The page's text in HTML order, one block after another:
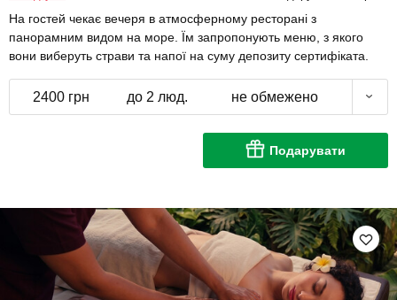
На гостей чекає вечеря в атмосферному ресторані з
панорамним видом на море. Їм запропонують меню, з якого
вони виберуть страви та напої на суму депозиту сертифіката.
2400 грн до 2 люд. не обмежено
Подарувати